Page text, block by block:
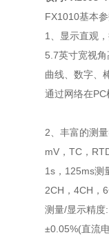
FX1010基本
1、显示直观
5.7英寸宽视
曲线、数字、
通过网络在
2、丰富的测
mV，TC，
1s，125ms测
2CH，4CH，
测量/显示精度:
±0.05%(直流